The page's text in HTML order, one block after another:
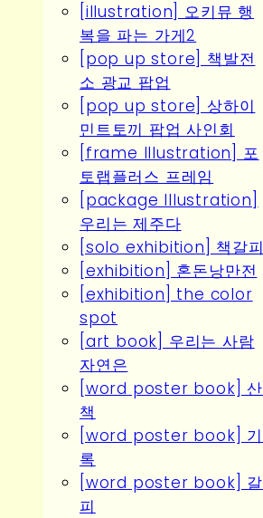
[illustration] 오키뮤 행
복을 파는 가게2
[pop up store] 책발전
소 광교 팝업
[pop up store] 상하이
민트토끼 팝업 사인회
[frame Illustration] 포
토랩플러스 프레임
[package Illustration]
우리는 제주다
[solo exhibition] 책갈피
[exhibition] 혼돈낭만전
[exhibition] the color
spot
[art book] 우리는 사람
자연은
[word poster book] 산
책
[word poster book] 기
록
[word poster book] 갈
피